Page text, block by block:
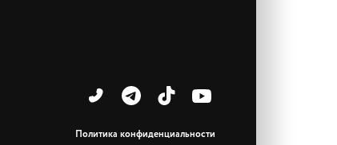
Политика конфиденциальности